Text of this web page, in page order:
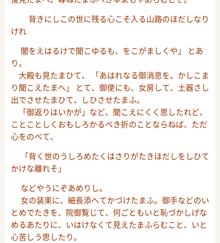
背きにしこの世に残る心こそ入る山路のほだしなり
けれ
闇をえはるけで聞こゆるも、をこがましくや」 とあ
り。
大殿も見たまひて、 「あはれなる御消息を。かしこま
り聞こえたまへ」 とて、御使にも、女房して、土器さし
出でさせたまひて、しひさせたまふ。
「御返りはいかが」など、聞こえにくく思したれど、
ことことしくおもしろかるべき折のことならねば、ただ
心をのべて、
「背く世のうしろめたくはさりがたきほだしをしひて
かけな離れそ」
などやうにぞあめりし。
女の装束に、細長添へてかづけたまふ。御手などのい
とめでたきを、院御覧じて、何ごともいと恥づかしげな
めるあたりに、いはけなくて見えたまふらむこと、いと
心苦しう思したり。